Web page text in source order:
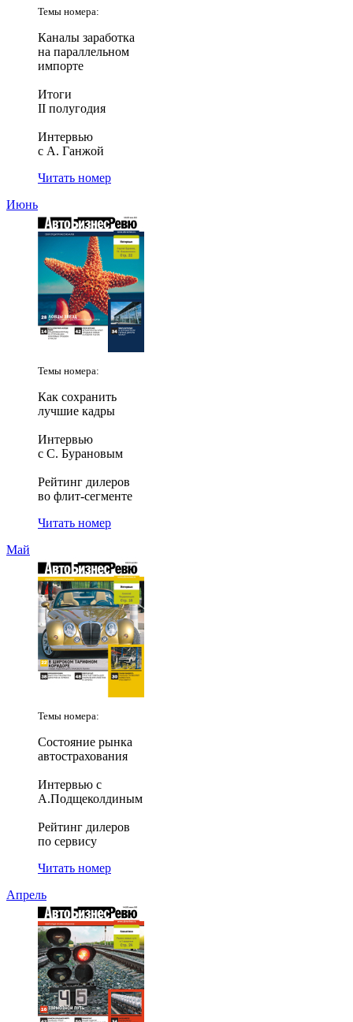
Темы номера:
Каналы заработка
на параллельном
импорте
Итоги
II полугодия
Интервью
с А. Ганжой
Читать номер
Июнь
Темы номера:
Как сохранить
лучшие кадры
Интервью
с С. Бурановым
Рейтинг дилеров
во флит-сегменте
Читать номер
Май
Темы номера:
Состояние рынка
автострахования
Интервью с
А.Подщеколдиным
Рейтинг дилеров
по сервису
Читать номер
Апрель